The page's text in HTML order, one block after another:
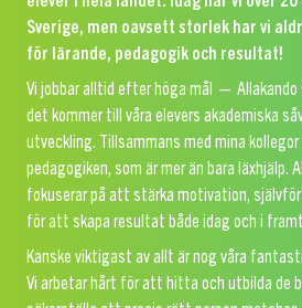
Sverige, men oavsett storlek har vi
för lärande, pedagogik och resultat!
Vi jobbar alltid efter höga mål — Allakando
det kommer till våra elevers akademiska
utveckling. Tillsammans med mina
pedagogiken, som är mer än bara läxhjälp.
fokuserar på att stärka motivation,
för att skapa resultat både idag och i
Kanske viktigast av allt är nog våra
Vi arbetar hårt för att hitta och utbilda de